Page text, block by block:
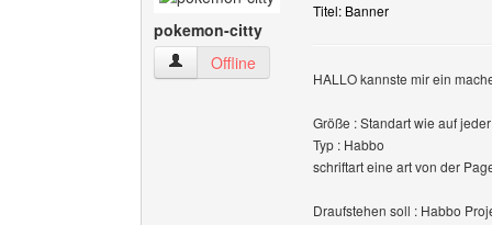
pokemon-citty
pokemon-citty Benutzer-Profile anzeigen
Offline
Titel: Banner
HALLO kannste mir ein
Größe : Standart wie auf
Typ : Habbo
schriftart eine art von der
Draufstehen soll : Habbo